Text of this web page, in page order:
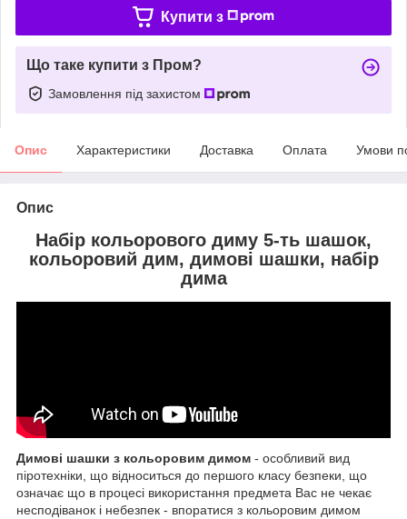
Купити з
Що таке купити з Пром?
Замовлення під захистом
Опис Характеристики Доставка Оплата Умови
Опис
Набір кольорового диму 5-ть шашок,
кольоровий дим, димові шашки, набір
дима
Димові шашки з кольоровим димом - особливий вид
піротехніки, що відноситься до першого класу безпеки, що
означає що в процесі використання предмета Вас не чекає
несподіванок і небезпек - впоратися з кольоровим димом